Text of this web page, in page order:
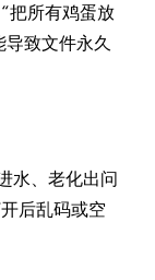
把所有鸡蛋放
致文件永久
水、老化出问
后乱码或空